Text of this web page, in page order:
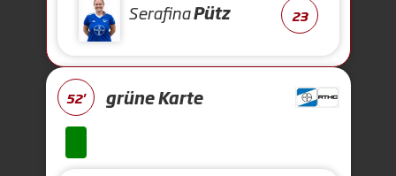
SerafinaPütz 23
52' grüne Karte